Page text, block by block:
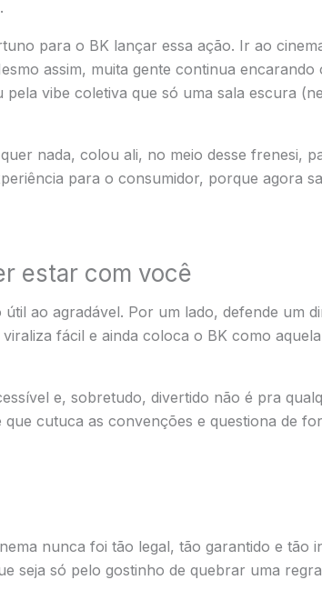
para o BK lançar essa ação. Ir ao
assim, muita gente continua
vibe coletiva que só uma sala escura
nada, colou ali, no meio desse frenesi,
para o consumidor, porque agora
estar com você
ao agradável. Por um lado, defende um
fácil e ainda coloca o BK como
e, sobretudo, divertido não é pra
cutuca as convenções e questiona de
nunca foi tão legal, tão garantido e tão
seja só pelo gostinho de quebrar uma